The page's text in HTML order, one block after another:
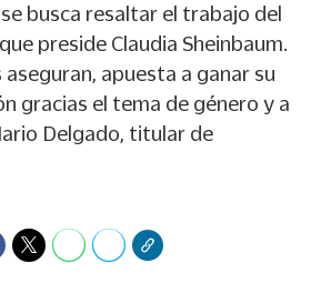
busca resaltar el trabajo del
preside Claudia Sheinbaum.
aseguran, apuesta a ganar su
gracias el tema de género y a
Delgado, titular de